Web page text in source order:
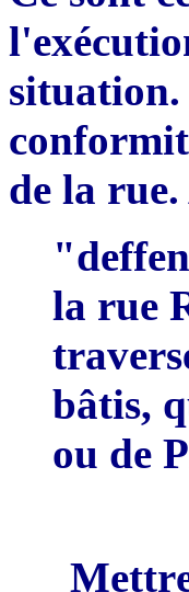
situation.
de la
"d
la rue
bâtis,
ou de P
Mettr